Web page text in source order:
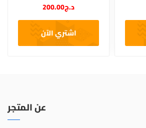
د.ج200.00
اشتري الآن
عن المتجر